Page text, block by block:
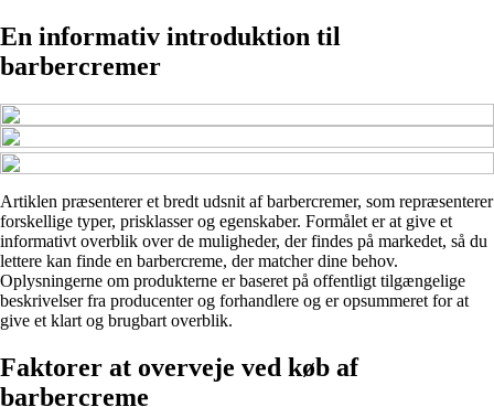
En informativ introduktion til
barbercremer
Artiklen præsenterer et bredt udsnit af barbercremer, som repræsenterer
forskellige typer, prisklasser og egenskaber. Formålet er at give et
informativt overblik over de muligheder, der findes på markedet, så du
lettere kan finde en barbercreme, der matcher dine behov.
Oplysningerne om produkterne er baseret på offentligt tilgængelige
beskrivelser fra producenter og forhandlere og er opsummeret for at
give et klart og brugbart overblik.
Faktorer at overveje ved køb af
barbercreme